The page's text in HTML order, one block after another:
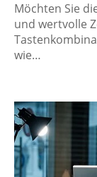
Möchten Sie
und wertvolle
wie…